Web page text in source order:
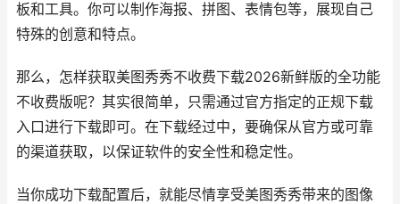
板和工具。你可以制作海报、拼图、表情包等，展现自己
特殊的创意和特点。
那么，怎样获取美图秀秀不收费下载2026新鲜版的全功能
不收费版呢？其实很简单，只需通过官方指定的正规下载
入口进行下载即可。在下载经过中，要确保从官方或可靠
的渠道获取，以保证软件的安全性和稳定性。
当你成功下载配置后，就能尽情享受美图秀秀带来的图像